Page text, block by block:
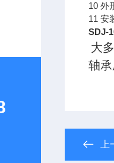
10 外
11 安
SDJ-
大
轴